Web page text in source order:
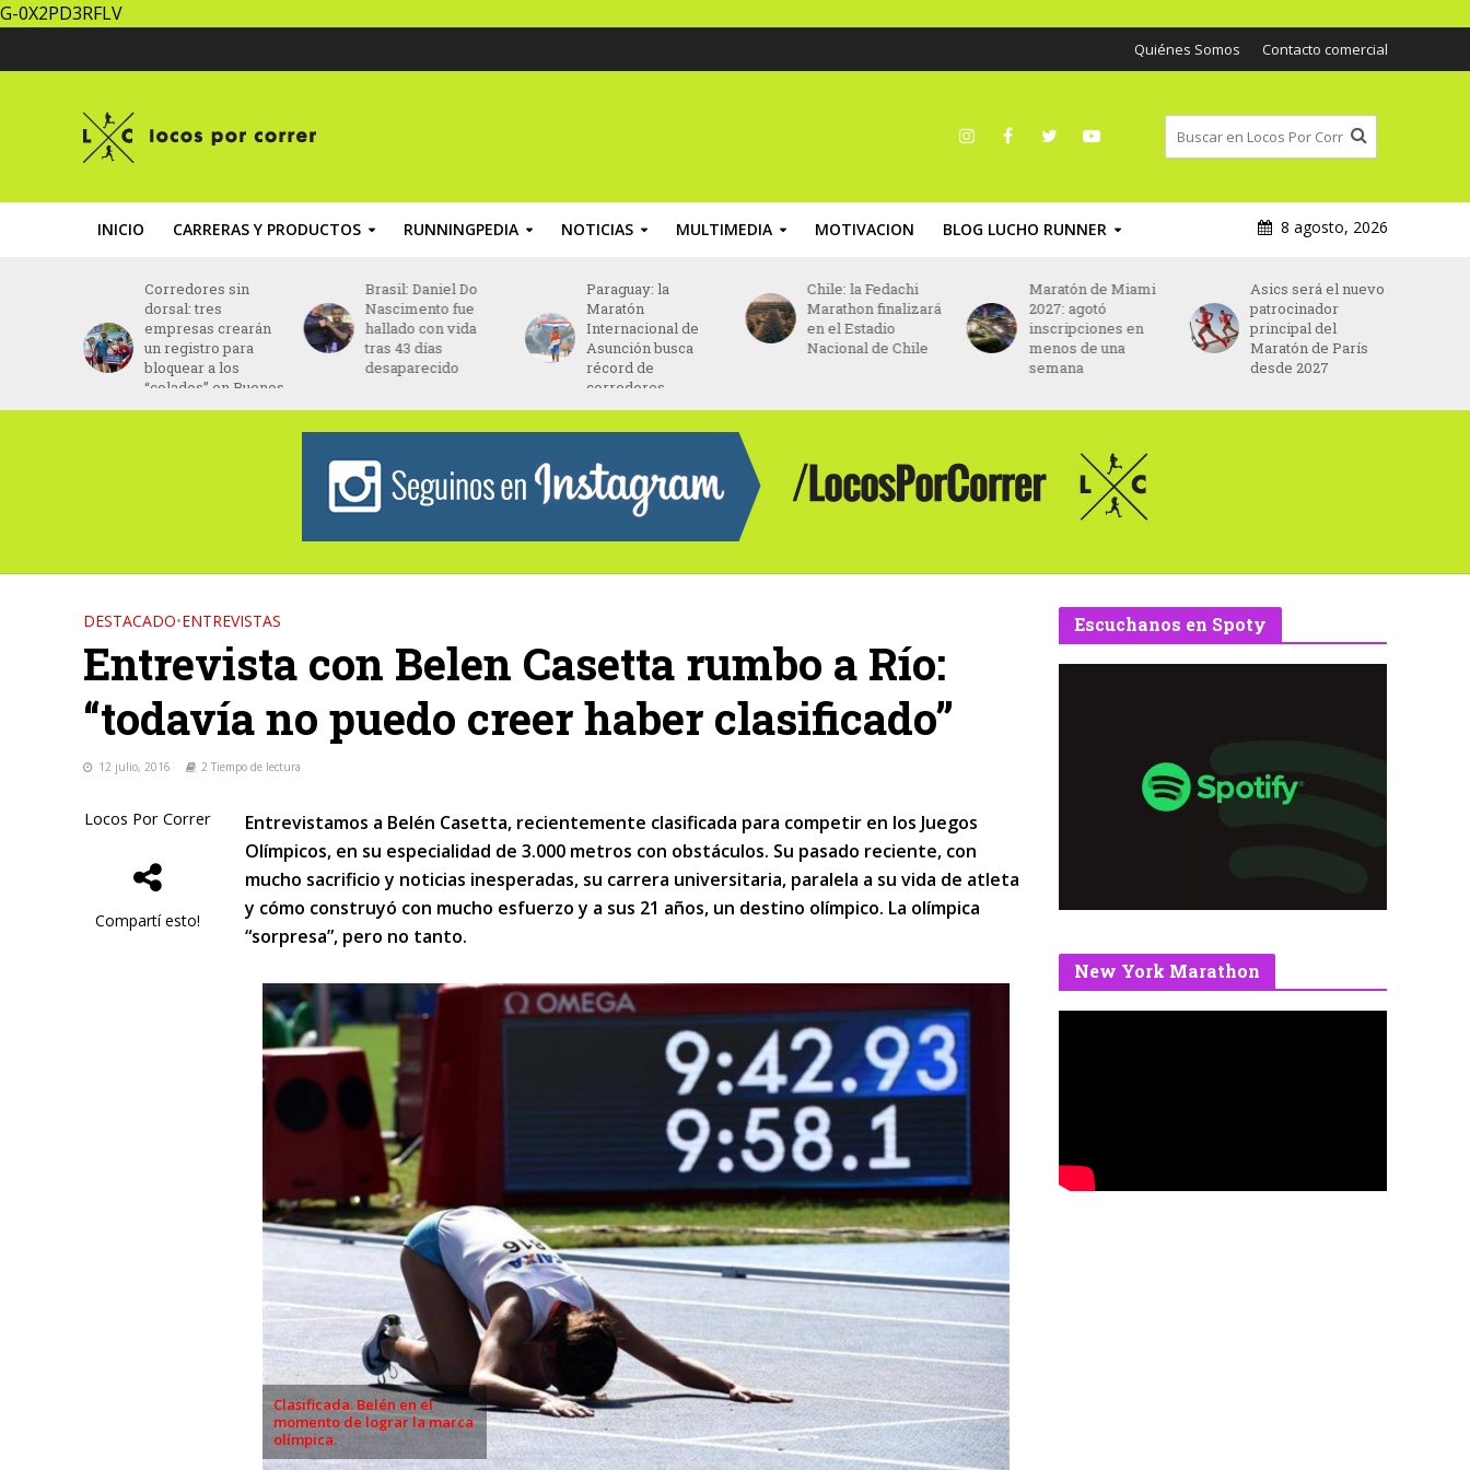
G-0X2PD3RFLV
Quiénes Somos Contacto comercial
INICIO CARRERAS Y PRODUCTOS RUNNINGPEDIA NOTICIAS MULTIMEDIA MOTIVACION BLOG LUCHO RUNNER 8 agosto, 2026
Corredores sin
dorsal: tres
empresas crearán
un registro para
bloquear a los
“colados” en Buenos
Aires
Brasil: Daniel Do
Nascimento fue
hallado con vida
tras 43 días
desaparecido
Paraguay: la
Maratón
Internacional de
Asunción busca
récord de
corredores
Chile: la Fedachi
Marathon finalizará
en el Estadio
Nacional de Chile
Maratón de Miami
2027: agotó
inscripciones en
menos de una
semana
Asics será el nuevo
patrocinador
principal del
Maratón de París
desde 2027
DESTACADO•ENTREVISTAS
Entrevista con Belen Casetta rumbo a Río:
“todavía no puedo creer haber clasificado”
12 julio, 2016 2 Tiempo de lectura
Locos Por Correr
Compartí esto!
Entrevistamos a Belén Casetta, recientemente clasificada para competir en los Juegos
Olímpicos, en su especialidad de 3.000 metros con obstáculos. Su pasado reciente, con
mucho sacrificio y noticias inesperadas, su carrera universitaria, paralela a su vida de atleta
y cómo construyó con mucho esfuerzo y a sus 21 años, un destino olímpico. La olímpica
“sorpresa”, pero no tanto.
Clasificada. Belén en el
momento de lograr la marca
olímpica.
Escuchanos en Spoty
New York Marathon